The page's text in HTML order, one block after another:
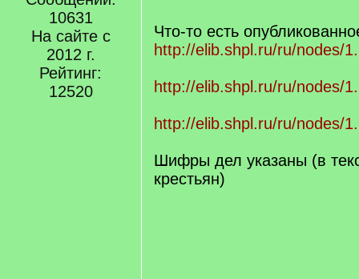
10631
На сайте с
2012 г.
Рейтинг:
12520
Что-то есть
http://elib.shpl.ru/ru/nodes/
http://elib.shpl.ru/ru/nodes/
http://elib.shpl.ru/ru/nodes/
Шифры дел указаны (в
крестьян)